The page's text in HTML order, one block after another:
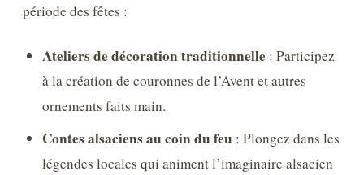
période des fêtes :
Ateliers de décoration traditionnelle : Participez
à la création de couronnes de l’Avent et autres
ornements faits main.
Contes alsaciens au coin du feu : Plongez dans les
légendes locales qui animent l’imaginaire alsacien